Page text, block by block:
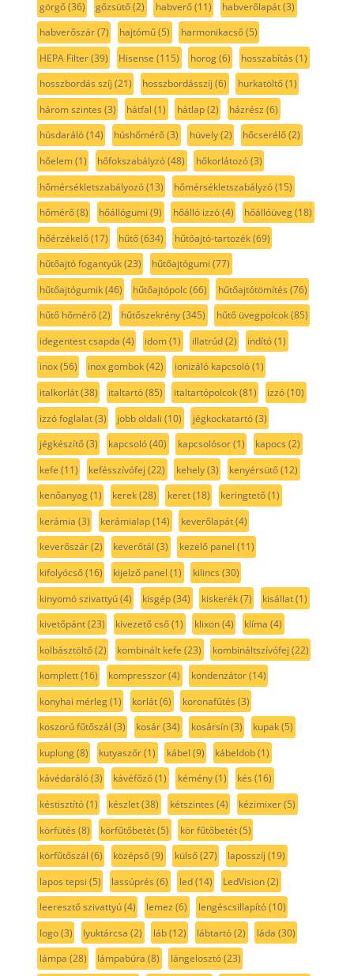
görgő(36) gőzsütő(2) habverő(11) habverőlapát(3)
habverőszár(7) hajtómű(5) harmonikacső(5)
HEPA Filter(39) Hisense (115) horog(6) hosszabítás (1)
hosszbordás szíj (21) hosszbordásszíj (6) hurkatöltő(1)
három szintes (3) hátfal (1) hátlap(2) házrész (6)
húsdaráló(14) húshőmérő(3) hüvely(2) hőcserélő(2)
hőelem(1) hőfokszabályzó(48) hőkorlátozó(3)
hőmérsékletszabályozó(13) hőmérsékletszabályzó(15)
hőmérő(8) hőállógumi (9) hőálló izzó(4) hőállóüveg(18)
hőérzékelő(17) hűtő(634) hűtőajtó-tartozék(69)
hűtőajtó fogantyúk(23) hűtőajtógumi (77)
hűtőajtógumik(46) hűtőajtópolc(66) hűtőajtótömítés (76)
hűtő hőmérő(2) hűtőszekrény(345) hűtő üvegpolcok(85)
idegentest csapda (4) idom(1) illatrúd(2) indító(1)
inox(56) inox gombok(42) ionizáló kapcsoló(1)
italkorlát(38) italtartó(85) italtartópolcok(81) izzó(10)
izzó foglalat(3) jobb oldali (10) jégkockatartó(3)
jégkészítő(3) kapcsoló(40) kapcsolósor(1) kapocs (2)
kefe (11) kefésszívófej (22) kehely(3) kenyérsütő(12)
kenőanyag(1) kerek(28) keret(18) keringtető(1)
kerámia (3) kerámialap(14) keverőlapát(4)
keverőszár(2) keverőtál (3) kezelő panel (11)
kifolyócső(16) kijelző panel (1) kilincs (30)
kinyomó szivattyú(4) kisgép(34) kiskerék(7) kisállat(1)
kivetőpánt(23) kivezető cső(1) klixon(4) klíma (4)
kolbásztöltő(2) kombinált kefe (23) kombináltszívófej (22)
komplett(16) kompresszor(4) kondenzátor(14)
konyhai mérleg(1) korlát(6) koronafűtés (3)
koszorú fűtőszál (3) kosár(34) kosársín(3) kupak(5)
kuplung(8) kutyaszőr(1) kábel (9) kábeldob(1)
kávédaráló(3) kávéfőző(1) kémény(1) kés (16)
késtisztító(1) készlet(38) kétszintes (4) kézimixer(5)
körfütés (8) körfűtőbetét(5) kör fűtőbetét(5)
körfűtőszál (6) középső(9) külső(27) laposszíj (19)
lapos tepsi (5) lassúprés (6) led(14) LedVision(2)
leeresztő szivattyú(4) lemez (6) lengéscsillapító(10)
logo(3) lyuktárcsa (2) láb(12) lábtartó(2) láda (30)
lámpa (28) lámpabúra (8) lángelosztó(23)